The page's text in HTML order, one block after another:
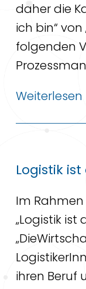
daher die
ich bin“
folgenden
Weiterlesen
Logistik
Im
„Logistik ist
ihren Beruf